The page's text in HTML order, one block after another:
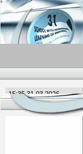
15:35 31.03.2026